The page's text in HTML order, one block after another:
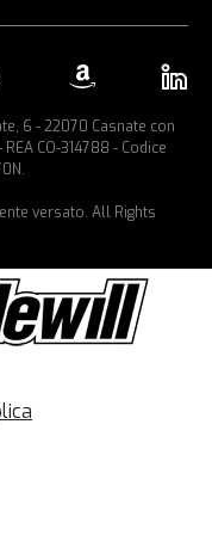
6 - 22070 Casnate con
CO-314788 - Codice
versato. All Rights